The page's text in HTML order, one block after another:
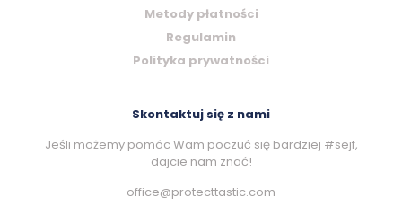
Metody płatności
Regulamin
Polityka prywatności
Skontaktuj się z nami
Jeśli możemy pomóc Wam poczuć się bardziej #sejf,
dajcie nam znać!
office@protecttastic.com